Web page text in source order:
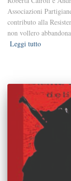
Associazioni
contributo alla
non vollero
Leggi tutto